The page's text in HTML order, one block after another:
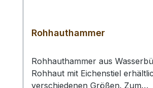
Rohhauthammer
Rohhauthammer aus
Rohhaut mit Eichenstiel
verschiedenen Größen. Zum